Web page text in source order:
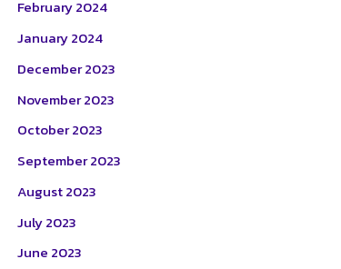
February 2024
January 2024
December 2023
November 2023
October 2023
September 2023
August 2023
July 2023
June 2023